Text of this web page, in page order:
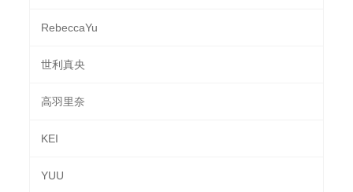
RebeccaYu
世利真央
高羽里奈
KEI
YUU